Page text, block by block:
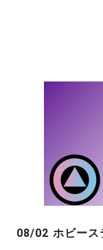
08/02 ホビース